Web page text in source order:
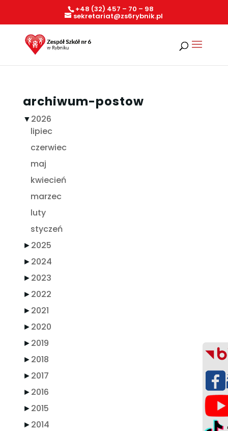
+48 (32) 457 – 70 – 98
sekretariat@zs6rybnik.pl
archiwum-postow
▼2026
lipiec
czerwiec
maj
kwiecień
marzec
luty
styczeń
►2025
►2024
►2023
►2022
►2021
►2020
►2019
►2018
►2017
►2016
►2015
►2014